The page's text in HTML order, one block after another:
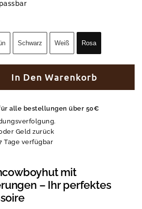
Schwarz Weiß Rosa
In Den Warenkorb
alle bestellungen über 50€
Geld zurück
Tage verfügbar
mit
– Ihr perfektes